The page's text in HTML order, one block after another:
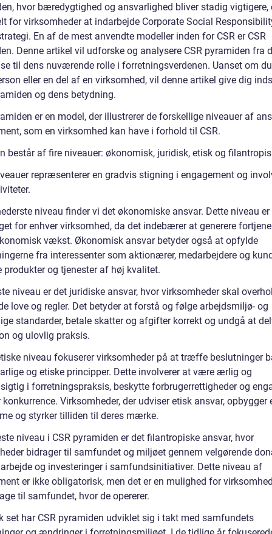
hvor bæredygtighed og ansvarlighed bliver stadig vigtigere,
for virksomheder at indarbejde Corporate Social
En af de mest anvendte modeller inden for CSR er CSR
Denne artikel vil udforske og analysere CSR pyramiden fra
til dens nuværende rolle i forretningsverdenen. Uanset om
eller en del af en virksomhed, vil denne artikel give dig
og dens betydning.
er en model, der illustrerer de forskellige niveauer af
som en virksomhed kan have i forhold til CSR.
består af fire niveauer: økonomisk, juridisk, etisk og
repræsenterer en gradvis stigning i engagement og
niveau finder vi det økonomiske ansvar. Dette niveau er
for enhver virksomhed, da det indebærer at generere
vækst. Økonomisk ansvar betyder også at opfylde
fra interessenter som aktionærer, medarbejdere og
produkter og tjenester af høj kvalitet.
niveau er det juridiske ansvar, hvor virksomheder skal
love og regler. Det betyder at forstå og følge arbejdsmiljø- og
standarder, betale skatter og afgifter korrekt og undgå at
og ulovlig praksis.
niveau fokuserer virksomheder på at træffe beslutninger
og etiske principper. Dette involverer at være ærlig og
i forretningspraksis, beskytte forbrugerrettigheder og
Virksomheder, der udviser etisk ansvar, opbygger
og styrker tilliden til deres mærke.
niveau i CSR pyramiden er det filantropiske ansvar, hvor
bidrager til samfundet og miljøet gennem velgørende
og investeringer i samfundsinitiativer. Dette niveau af
er ikke obligatorisk, men det er en mulighed for
til samfundet, hvor de opererer.
set har CSR pyramiden udviklet sig i takt med samfundets